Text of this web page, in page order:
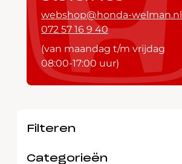
webshop@honda-welman.nl
072 57 16 9 40
(van maandag t/m vrijdag
08:00-17:00 uur)
Filteren
Categorieën